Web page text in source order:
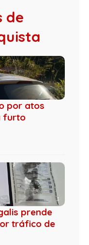
de
por atos
furto
prende
tráfico de